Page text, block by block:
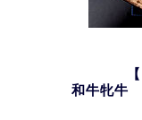
和牛牝牛